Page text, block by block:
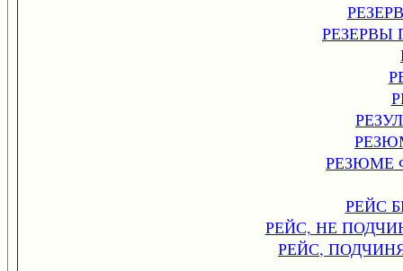
РЕЗЕРВЫ
РЕЗЮМЕ
РЕЙС
РЕЙС, НЕ
РЕЙС,